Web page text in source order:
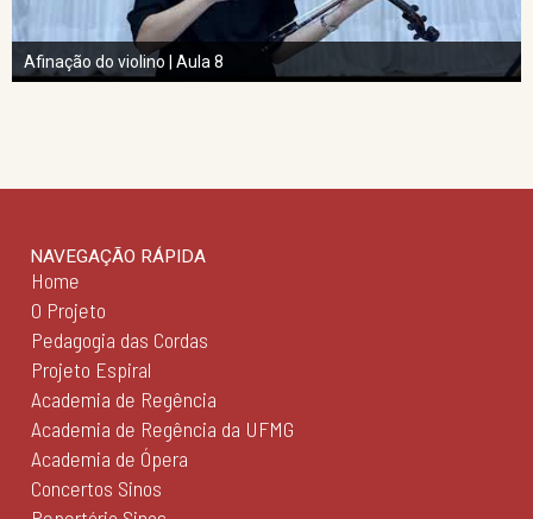
Afinação do violino | Aula 8
NAVEGAÇÃO RÁPIDA
Home
O Projeto
Pedagogia das Cordas
Projeto Espiral
Academia de Regência
Academia de Regência da UFMG
Academia de Ópera
Concertos Sinos